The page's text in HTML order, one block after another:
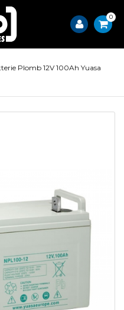
0
Plomb 12V 100Ah Yuasa